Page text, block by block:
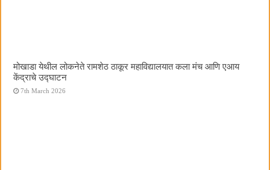
मोखाडा येथील लोकनेते रामशेठ ठाकूर महाविद्यालयात कला मंच आणि एआय
केंद्राचे उद्घाटन
7th March 2026